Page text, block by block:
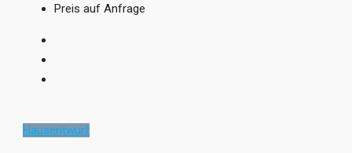
Preis auf Anfrage
Hausentwurf